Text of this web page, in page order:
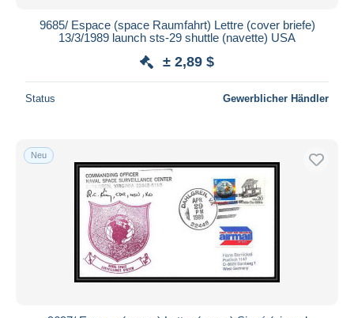
9685/ Espace (space Raumfahrt) Lettre (cover briefe)
13/3/1989 launch sts-29 shuttle (navette) USA
± 2,89 $
Status Gewerblicher Händler
Neu